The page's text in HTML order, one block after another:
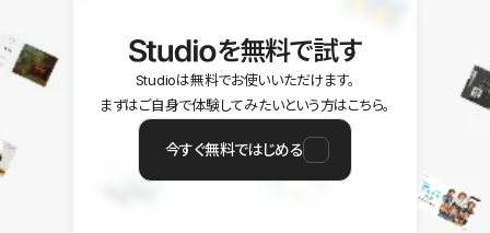
を無料で試す
Studioは無料でお使いいただけます。
まずはご自身で体験してみたいという方はこちら。
今すぐ無料ではじめる